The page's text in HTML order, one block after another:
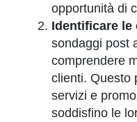
opportunità di
Identificare le
sondaggi post
comprendere
clienti. Questo
servizi e
soddisfino le